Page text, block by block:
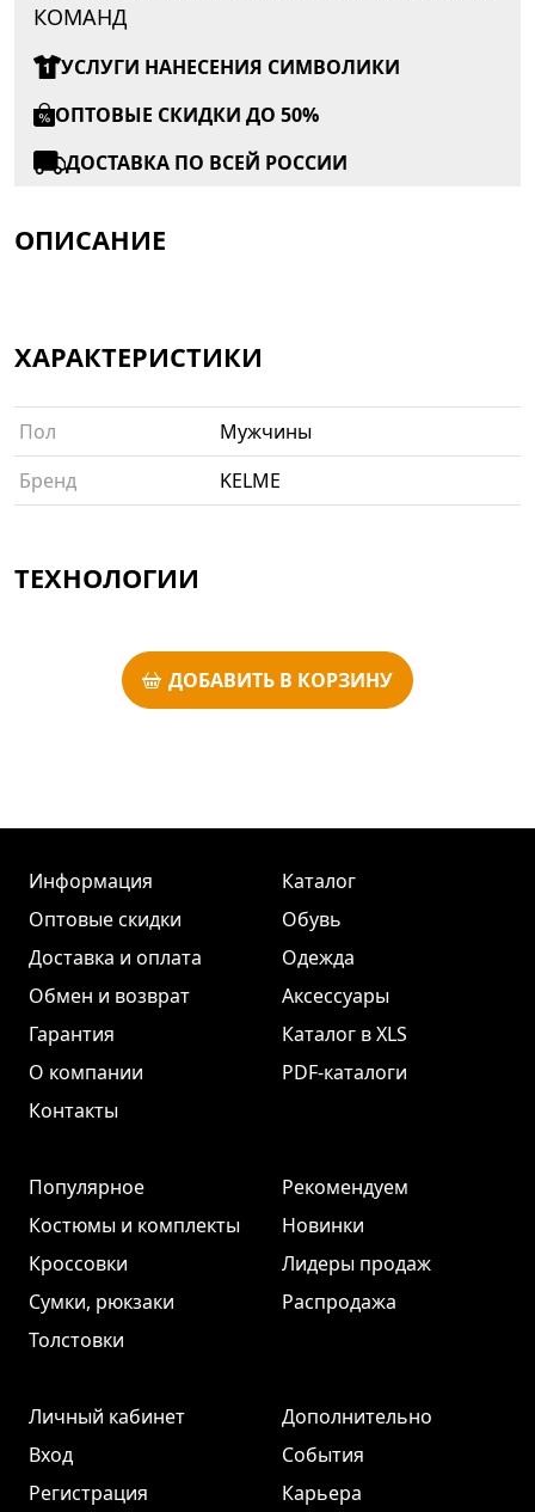
КОМАНД
УСЛУГИ НАНЕСЕНИЯ СИМВОЛИКИ
ОПТОВЫЕ СКИДКИ ДО 50%
ДОСТАВКА ПО ВСЕЙ РОССИИ
ОПИСАНИЕ
ХАРАКТЕРИСТИКИ
Пол
Мужчины
Бренд
KELME
ТЕХНОЛОГИИ
ДОБАВИТЬ В КОРЗИНУ
Информация
Оптовые скидки
Доставка и оплата
Обмен и возврат
Гарантия
О компании
Контакты
Каталог
Обувь
Одежда
Аксессуары
Каталог в XLS
PDF-каталоги
Популярное
Костюмы и комплекты
Кроссовки
Сумки, рюкзаки
Толстовки
Рекомендуем
Новинки
Лидеры продаж
Распродажа
Личный кабинет
Вход
Регистрация
Дополнительно
События
Карьера